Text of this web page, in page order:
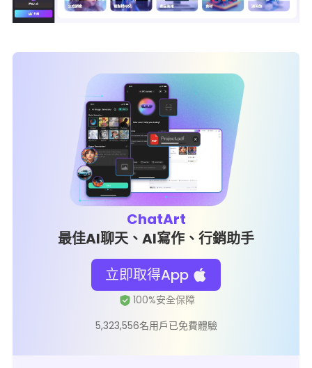
ChatArt
最佳AI聊天、AI寫作、行銷助手
立即取得App
5,323,556名用戶已免費體驗